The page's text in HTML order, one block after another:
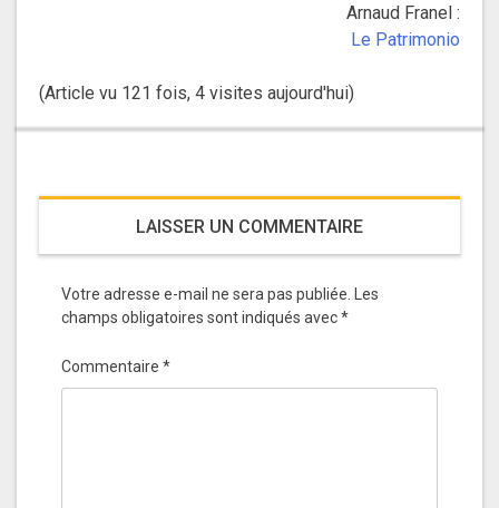
Arnaud Franel :
Le Patrimonio
(Article vu 121 fois, 4 visites aujourd'hui)
LAISSER UN COMMENTAIRE
Votre adresse e-mail ne sera pas publiée. Les
champs obligatoires sont indiqués avec*
Commentaire *